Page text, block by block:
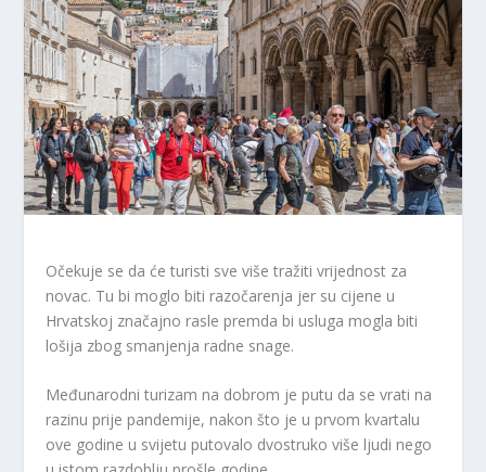
Očekuje se da će turisti sve više tražiti vrijednost za
novac. Tu bi moglo biti razočarenja jer su cijene u
Hrvatskoj značajno rasle premda bi usluga mogla biti
lošija zbog smanjenja radne snage.
Međunarodni turizam na dobrom je putu da se vrati na
razinu prije pandemije, nakon što je u prvom kvartalu
ove godine u svijetu putovalo dvostruko više ljudi nego